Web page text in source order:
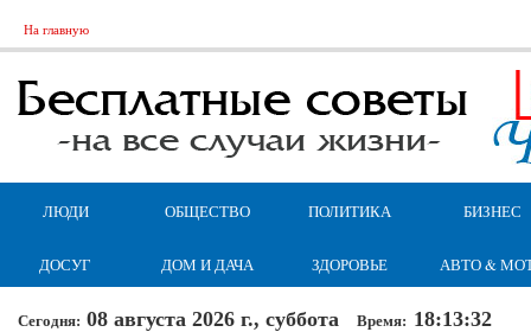
На главную
ЛЮДИ ОБЩЕСТВО ПОЛИТИКА БИЗНЕС
ДОСУГ ДОМ И ДАЧА ЗДОРОВЬЕ АВТО &
Сегодня: 08 августа 2026 г., суббота Время: 18:13:32